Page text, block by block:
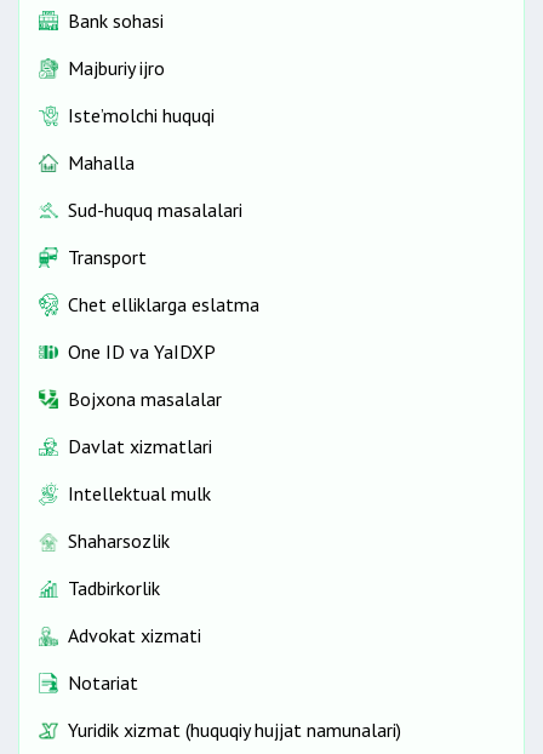
Bank sohasi
Majburiy ijro
Iste’molchi huquqi
Mahalla
Sud-huquq masalalari
Transport
Chet elliklarga eslatma
One ID vа YaIDXP
Bojxona masalalar
Davlat xizmatlari
Intellektual mulk
Shaharsozlik
Tadbirkorlik
Advokat xizmati
Notariat
Yuridik xizmat (huquqiy hujjat namunalari)